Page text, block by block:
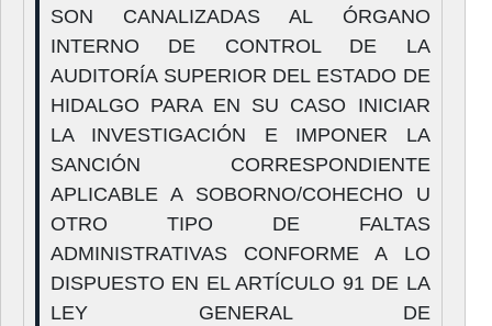
SON CANALIZADAS AL ÓRGANO
INTERNO DE CONTROL DE LA
AUDITORÍA SUPERIOR DEL ESTADO DE
HIDALGO PARA EN SU CASO INICIAR
LA INVESTIGACIÓN E IMPONER LA
SANCIÓN CORRESPONDIENTE
APLICABLE A SOBORNO/COHECHO U
OTRO TIPO DE FALTAS
ADMINISTRATIVAS CONFORME A LO
DISPUESTO EN EL ARTÍCULO 91 DE LA
LEY GENERAL DE